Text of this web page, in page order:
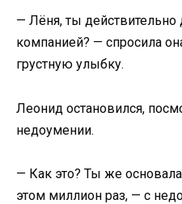
— Лёня, ты
компанией? — спросила
грустную улыбку.
Леонид остановился,
недоумении.
— Как это? Ты же
этом миллион раз, — с